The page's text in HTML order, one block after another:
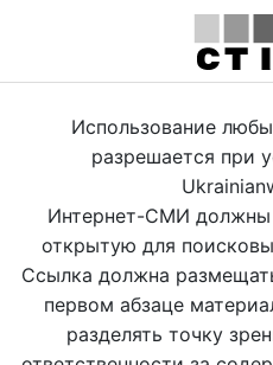
Использование
разрешается при
Интернет-СМИ должны
открытую для
Ссылка должна
первом абзаце
разделять точку